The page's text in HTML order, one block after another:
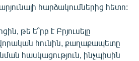
հարձակումներից հետո:
թե ե՞րբ է Բրյուսելը
հունին, քաղաքապետը
հասկացություն, ինչպիսին